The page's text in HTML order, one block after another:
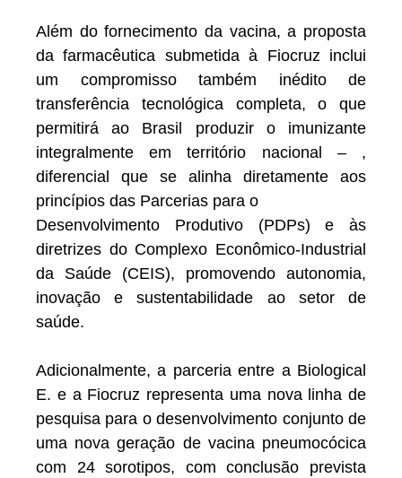
Além do fornecimento da vacina, a proposta
da farmacêutica submetida à Fiocruz inclui
um compromisso também inédito de
transferência tecnológica completa, o que
permitirá ao Brasil produzir o imunizante
integralmente em território nacional – ,
diferencial que se alinha diretamente aos
princípios das Parcerias para o
Desenvolvimento Produtivo (PDPs) e às
diretrizes do Complexo Econômico-Industrial
da Saúde (CEIS), promovendo autonomia,
inovação e sustentabilidade ao setor de
saúde.
Adicionalmente, a parceria entre a Biological
E. e a Fiocruz representa uma nova linha de
pesquisa para o desenvolvimento conjunto de
uma nova geração de vacina pneumocócica
com 24 sorotipos, com conclusão prevista